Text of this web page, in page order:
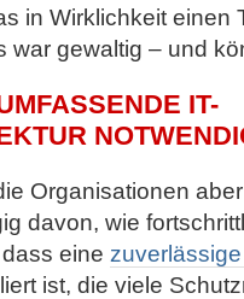
in Wirklichkeit einen
war gewaltig – und
IT-
Organisationen
davon, wie
eine
ist, die viele